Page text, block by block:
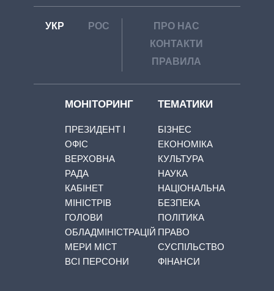
УКР РОС
ПРО НАС
КОНТАКТИ
ПРАВИЛА
МОНІТОРИНГ
ПРЕЗИДЕНТ І
ОФІС
ВЕРХОВНА
РАДА
КАБІНЕТ
МІНІСТРІВ
ГОЛОВИ
ОБЛАДМІНІСТРАЦІЙ
МЕРИ МІСТ
ВСІ ПЕРСОНИ
ТЕМАТИКИ
БІЗНЕС
ЕКОНОМІКА
КУЛЬТУРА
НАУКА
НАЦІОНАЛЬНА
БЕЗПЕКА
ПОЛІТИКА
ПРАВО
СУСПІЛЬСТВО
ФІНАНСИ